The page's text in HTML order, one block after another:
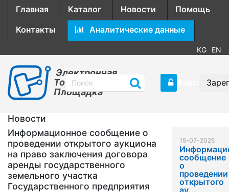
Главная Каталог Новости
Помощь
Контакты
Аналитические данные
KG EN
Электронная
Торговая
Площадка
Новости
Информационное сообщение о
проведении открытого аукциона
на право заключения договора
аренды государственного
земельного участка
Государственного предприятия
15-07-2025
сообщение
о
проведении
открытого
ау...